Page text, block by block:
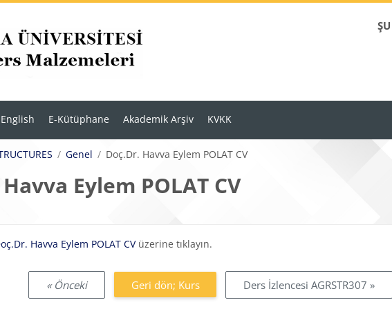
E-Kütüphane Akademik Arşiv KVKK
Genel Doç.Dr. Havva Eylem POLAT CV
Eylem POLAT CV
Havva Eylem POLAT CVüzerine tıklayın.
« Önceki Geri dön; Kurs Ders İzlencesi AGRSTR307 »